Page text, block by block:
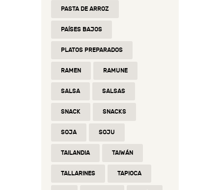
PASTA DE ARROZ
PAÍSES BAJOS
PLATOS PREPARADOS
RAMEN RAMUNE
SALSA SALSAS
SNACK SNACKS
SOJA SOJU
TAILANDIA TAIWÁN
TALLARINES TAPIOCA